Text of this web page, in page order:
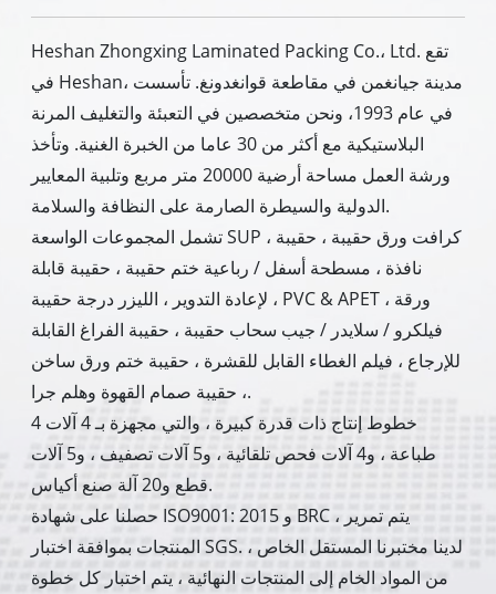
Heshan Zhongxing Laminated Packing Co.، Ltd. تقع
في Heshan، مدينة جيانغمن في مقاطعة قوانغدونغ. تأسست
في عام 1993، ونحن متخصصين في التعبئة والتغليف المرنة
البلاستيكية مع أكثر من 30 عاما من الخبرة الغنية. وتأخذ
ورشة العمل مساحة أرضية 20000 متر مربع وتلبية المعايير
الدولية والسيطرة الصارمة على النظافة والسلامة.
تشمل المجموعات الواسعة SUP ، كرافت ورق حقيبة ، حقيبة
نافذة ، مسطحة أسفل / رباعية ختم حقيبة ، حقيبة قابلة
لإعادة التدوير ، الليزر درجة حقيبة ، PVC & APET ورقة ،
فيلكرو / سلايدر / جيب سحاب حقيبة ، حقيبة الفراغ القابلة
للإرجاع ، فيلم الغطاء القابل للقشرة ، حقيبة ختم ورق ساخن
، حقيبة صمام القهوة وهلم جرا.
4 خطوط إنتاج ذات قدرة كبيرة ، والتي مجهزة بـ 4 آلات
طباعة ، و4 آلات فحص تلقائية ، و5 آلات تصفيف ، و5 آلات
قطع و20 آلة صنع أكياس.
حصلنا على شهادة ISO9001: 2015 و BRC ، يتم تمرير
المنتجات بموافقة اختبار SGS. لدينا مختبرنا المستقل الخاص ،
من المواد الخام إلى المنتجات النهائية ، يتم اختبار كل خطوة